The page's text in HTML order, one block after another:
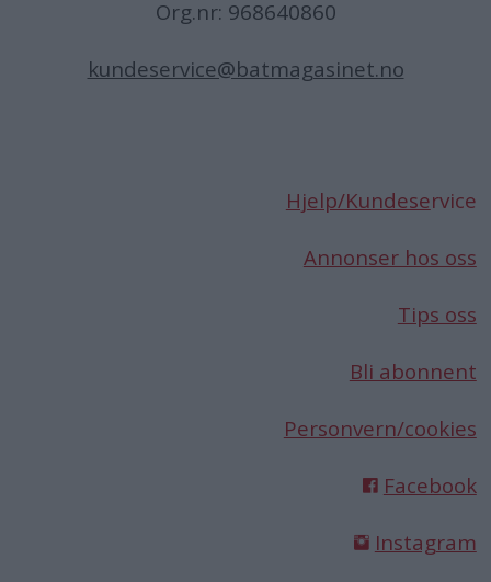
Org.nr: 968640860
kundeservice@batmagasinet.no
Hjelp/Kundeservice
Annonser hos oss
Tips oss
Bli abonnent
Personvern/cookies
Facebook
Instagram